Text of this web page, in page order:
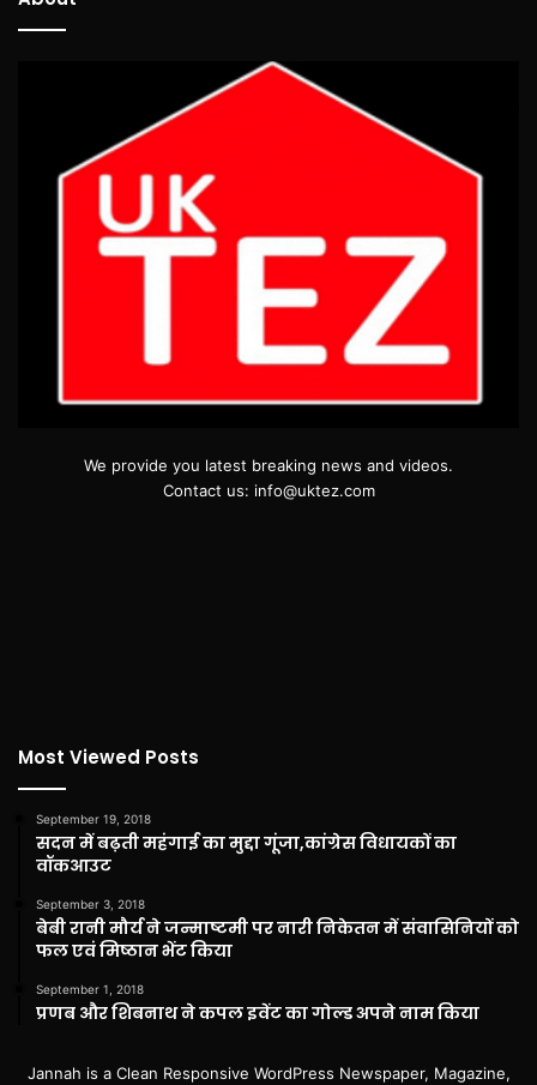
We provide you latest breaking news and videos.
Contact us: info@uktez.com
Most Viewed Posts
September 19, 2018
सदन में बढ़ती महंगाई का मुद्दा गूंजा,कांग्रेस विधायकों का
वॉकआउट
September 3, 2018
बेबी रानी मौर्य ने जन्माष्टमी पर नारी निकेतन में संवासिनियों को
फल एवं मिष्ठान भेंट किया
September 1, 2018
प्रणब और शिबनाथ ने कपल इवेंट का गोल्ड अपने नाम किया
Jannah is a Clean Responsive WordPress Newspaper, Magazine,